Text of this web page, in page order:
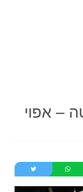
– אפוי